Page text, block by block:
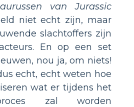
van Jurassic
niet echt zijn, maar
slachtoffers zijn
En op een set
nou ja, om niets!
echt, echt weten hoe
wat er tijdens het
zal worden